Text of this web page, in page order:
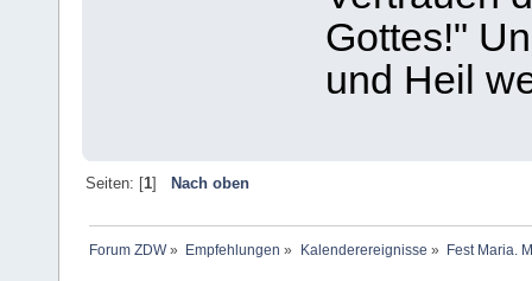
Gottes!"
und Heil
Seiten: [1] Nach oben
Forum ZDW» Empfehlungen » Kalenderereignisse » Fest Maria.